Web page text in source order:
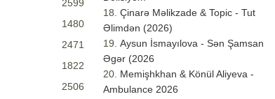
2599
1480
2471
1822
2506
Çinarə Məlikzade & Topic - Tut
Əlimdən (2026)
Aysun İsmayılova - Sən Şamsan
Əgər (2026
Memişhkhan & Könül Aliyeva -
Ambulance 2026